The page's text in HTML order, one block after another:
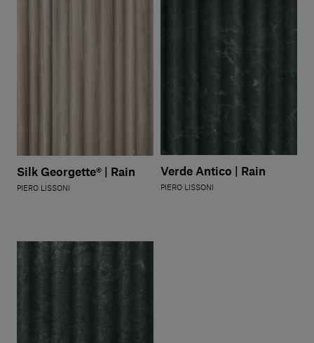
Silk Georgette® | Rain
PIERO LISSONI
Verde Antico | Rain
PIERO LISSONI